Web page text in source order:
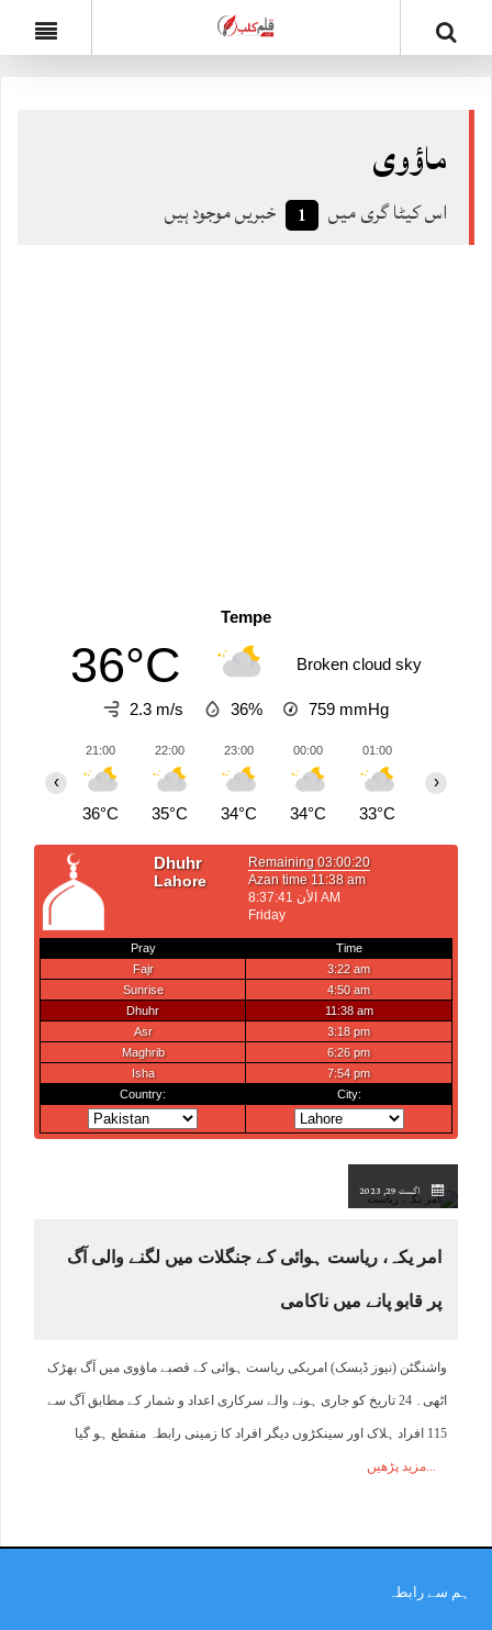
ماؤوی
اس کیٹا گری میں 1 خبریں موجود ہیں
Tempe
36°C Broken cloud sky
2.3 m/s 36% 759 mmHg
21:00
36°C
22:00
35°C
23:00
34°C
00:00
34°C
01:00
33°C
‹ ›
اگست 29, 2023
امر یکہ، ریاست ہوائی کے جنگلات میں لگنے والی آگ
پر قابو پانے میں ناکامی
واشنگٹن (نیوز ڈیسک) امریکی ریاست ہوائی کے قصبے ماؤوی میں آگ بھڑک
اٹھی۔ 24 تاریخ کو جاری ہونے والے سرکاری اعداد و شمار کے مطابق آگ سے
115 افراد ہلاک اور سینکڑوں دیگر افراد کا زمینی رابطہ منقطع ہو گیا
مزید پڑھیں
ہم سے رابطہ